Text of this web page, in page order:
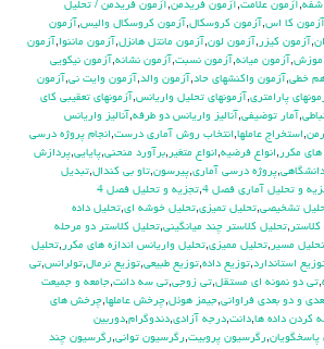
شفه,آزمون علامت,آزمون فريدمن,آزمون فريدمن / تحليل
آزمون كا اس,آزمون كروسكال,آزمون كروسكال واليس,آزمون
,آزمون كيزر ,آزمون لون,آزمون مانتل هانزل,آزمون ماننوا,آزمون
موزش,آزمون ميانه,آزمون نسبت,آزمون نشانه,آزمون نيكويي
خطي,آزمون واكنشهاي حاد,آزمون والد,آزمون وايت ني,آزمون
پارامتري,آزمونهاي تحليل واريانس,آزمونهاي تعقيبي كاي
,آمار توضيفي,آناليز واريانس دو طرفه,آناليز واريانس
,استخراج عاملها,انتخاب روش آماري درست,انجام پروژه درسي
هاي مكرر ,انواع فرضيه,انواع متغير ,برآورد منحني,پايايي,پردازش
,پروژه درسي آماري,پيرسون,تاو بي کندال,تبديل
و تحليل آماري فصل 4 ,
تجزيه و تحليل فصل 4
تشخيصي,تحليل تميزي,تحليل خوشه اي,تحليل داده
,تحليل كلاستر چند ميانگيني,تحليل كلاستر دو مرحله
تحليل مسير ,تحليل مميزي,تحليل واريانس اندازه هاي مكرر ,تحليل
استاندارد,توزيع داده,توزيع طبيعي,توزيع نرمال,تولرانس,تي
,تي دو نمونه اي مستقل,تي زوجي,تي سه دانت,جامعه و جميعت
و دو بعدي فراواني,جيمز هوئل,چرخش عاملها,چرخش هاي
كردن داده ها,دانت,درجه آزادي,دندوگرام,دوربين
پاسخگويان,رگرسيون پروبيت,رگرسيون تواني,رگرسيون چند